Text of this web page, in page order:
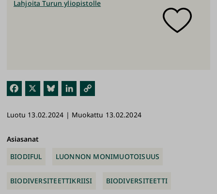
Fac
ok
Blu
y
Link
n
link
Lahjoita Turun yliopistolle
Luotu 13.02.2024 | Muokattu 13.02.2024
Asiasanat
BIODIFUL
LUONNON MONIMUOTOISUUS
BIODIVERSITEETTIKRIISI BIODIVERSITEETTI